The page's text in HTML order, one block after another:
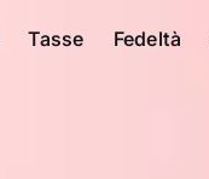
Tasse Fedeltà